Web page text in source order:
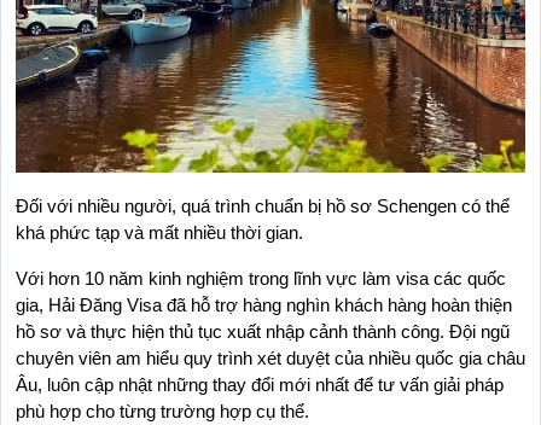
Đối với nhiều người, quá trình chuẩn bị hồ sơ Schengen có thể
khá phức tạp và mất nhiều thời gian.
Với hơn 10 năm kinh nghiệm trong lĩnh vực làm visa các quốc
gia, Hải Đăng Visa đã hỗ trợ hàng nghìn khách hàng hoàn thiện
hồ sơ và thực hiện thủ tục xuất nhập cảnh thành công. Đội ngũ
chuyên viên am hiểu quy trình xét duyệt của nhiều quốc gia châu
Âu, luôn cập nhật những thay đổi mới nhất để tư vấn giải pháp
phù hợp cho từng trường hợp cụ thể.